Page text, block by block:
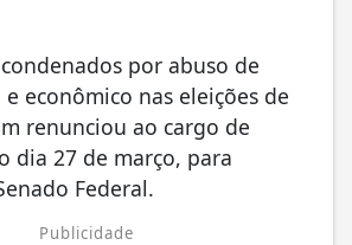
por abuso de
econômico nas eleições de
renunciou ao cargo de
dia 27 de março, para
Federal.
Publicidade